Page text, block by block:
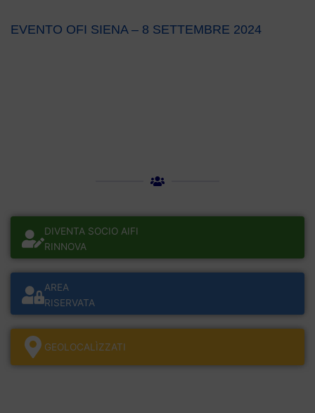
EVENTO OFI SIENA – 8 SETTEMBRE 2024
DIVENTA SOCIO AIFI
RINNOVA
AREA
RISERVATA
GEOLOCALÌZZATI